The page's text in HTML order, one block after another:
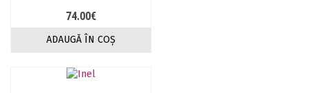
74.00€
ADAUGĂ ÎN COȘ